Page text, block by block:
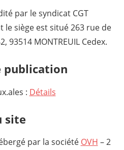
par le syndicat CGT
siège est situé 263 rue de
93514 MONTREUIL Cedex.
publication
: Détails
site
par la société OVH – 2